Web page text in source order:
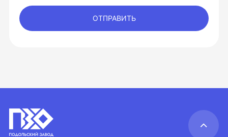
ОТПРАВИТЬ